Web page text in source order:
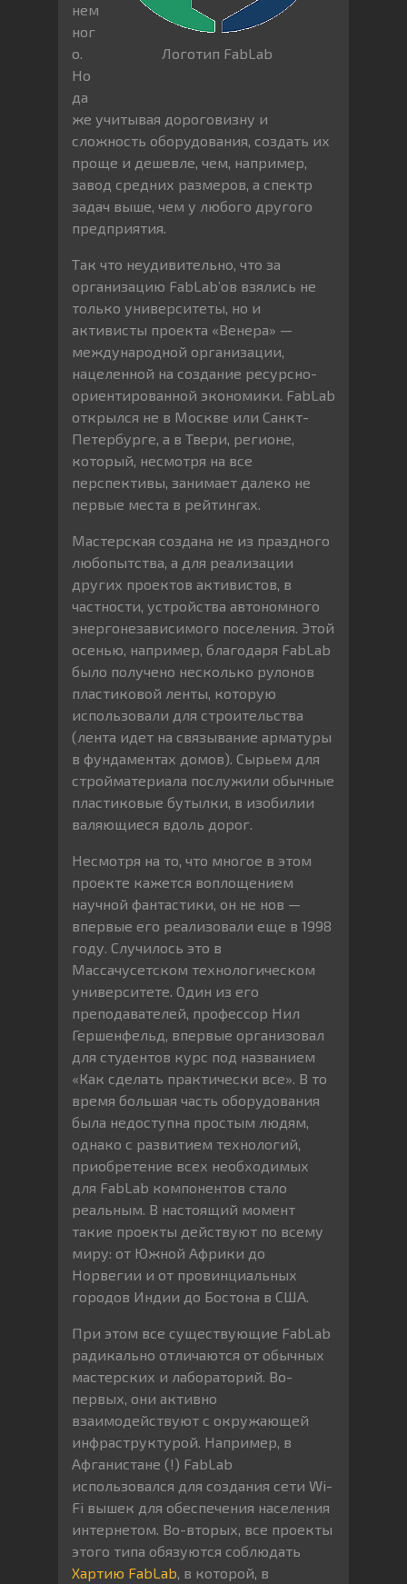
Логотип FabLab
нем
ног
о.
Но
да
же учитывая дороговизну и
сложность оборудования, создать их
проще и дешевле, чем, например,
завод средних размеров, а спектр
задач выше, чем у любого другого
предприятия.
Так что неудивительно, что за
организацию FabLab’ов взялись не
только университеты, но и
активисты проекта «Венера» —
международной организации,
нацеленной на создание ресурсно-
ориентированной экономики. FabLab
открылся не в Москве или Санкт-
Петербурге, а в Твери, регионе,
который, несмотря на все
перспективы, занимает далеко не
первые места в рейтингах.
Мастерская создана не из праздного
любопытства, а для реализации
других проектов активистов, в
частности, устройства автономного
энергонезависимого поселения. Этой
осенью, например, благодаря FabLab
было получено несколько рулонов
пластиковой ленты, которую
использовали для строительства
(лента идет на связывание арматуры
в фундаментах домов). Сырьем для
стройматериала послужили обычные
пластиковые бутылки, в изобилии
валяющиеся вдоль дорог.
Несмотря на то, что многое в этом
проекте кажется воплощением
научной фантастики, он не нов —
впервые его реализовали еще в 1998
году. Случилось это в
Массачусетском технологическом
университете. Один из его
преподавателей, профессор Нил
Гершенфельд, впервые организовал
для студентов курс под названием
«Как сделать практически все». В то
время большая часть оборудования
была недоступна простым людям,
однако с развитием технологий,
приобретение всех необходимых
для FabLab компонентов стало
реальным. В настоящий момент
такие проекты действуют по всему
миру: от Южной Африки до
Норвегии и от провинциальных
городов Индии до Бостона в США.
При этом все существующие FabLab
радикально отличаются от обычных
мастерских и лабораторий. Во-
первых, они активно
взаимодействуют с окружающей
инфраструктурой. Например, в
Афганистане (!) FabLab
использовался для создания сети Wi-
Fi вышек для обеспечения населения
интернетом. Во-вторых, все проекты
этого типа обязуются соблюдать
Хартию FabLab , в которой, в